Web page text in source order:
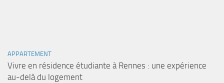
APPARTEMENT
Vivre en résidence étudiante à Rennes : une expérience
au-delà du logement